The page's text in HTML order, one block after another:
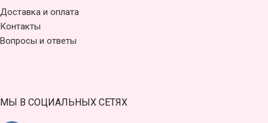
Доставка и оплата
Контакты
Вопросы и ответы
МЫ В СОЦИАЛЬНЫХ СЕТЯХ